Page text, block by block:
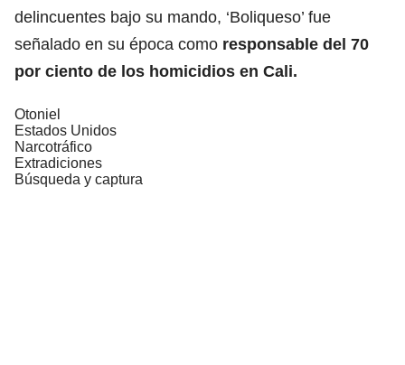
delincuentes bajo su mando, ‘Boliqueso’ fue
señalado en su época como responsable del 70
por ciento de los homicidios en Cali.
Otoniel
Estados Unidos
Narcotráfico
Extradiciones
Búsqueda y captura